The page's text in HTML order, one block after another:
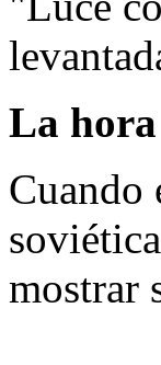
La hora
Cuando
mostrar